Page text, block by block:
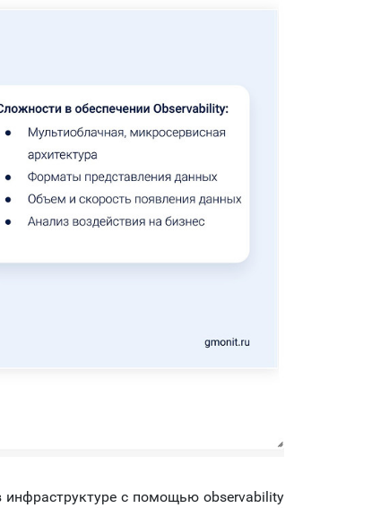
инфраструктуре с помощью observability